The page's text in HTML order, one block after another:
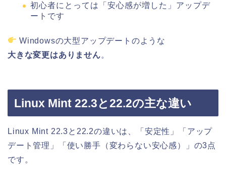
初心者にとっては「安心感が増した」アップデ
ートです
Windowsの大型アップデートのような
大きな変更はありません。
Linux Mint 22.3と22.2の主な違い
Linux Mint 22.3と22.2の違いは、「安定性」「アップ
デート管理」「使い勝手（変わらない安心感）」の3点
です。